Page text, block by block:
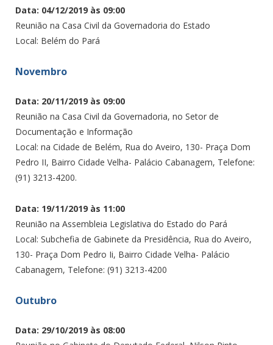
Data: 04/12/2019 às 09:00
Reunião na Casa Civil da Governadoria do Estado
Local: Belém do Pará
Novembro
Data: 20/11/2019 às 09:00
Reunião na Casa Civil da Governadoria, no Setor de
Documentação e Informação
Local: na Cidade de Belém, Rua do Aveiro, 130- Praça Dom
Pedro II, Bairro Cidade Velha- Palácio Cabanagem, Telefone:
(91) 3213-4200.
Data: 19/11/2019 às 11:00
Reunião na Assembleia Legislativa do Estado do Pará
Local: Subchefia de Gabinete da Presidência, Rua do Aveiro,
130- Praça Dom Pedro Ii, Bairro Cidade Velha- Palácio
Cabanagem, Telefone: (91) 3213-4200
Outubro
Data: 29/10/2019 às 08:00